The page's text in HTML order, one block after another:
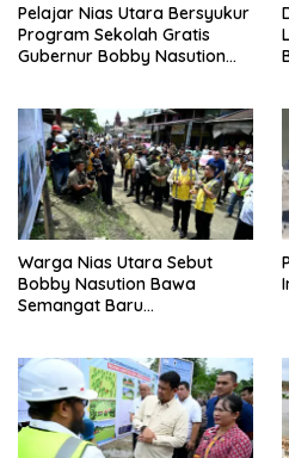
Pelajar Nias Utara Bersyukur
Program Sekolah Gratis
Gubernur Bobby Nasution
Warga Nias Utara Sebut
Bobby Nasution Bawa
Semangat Baru